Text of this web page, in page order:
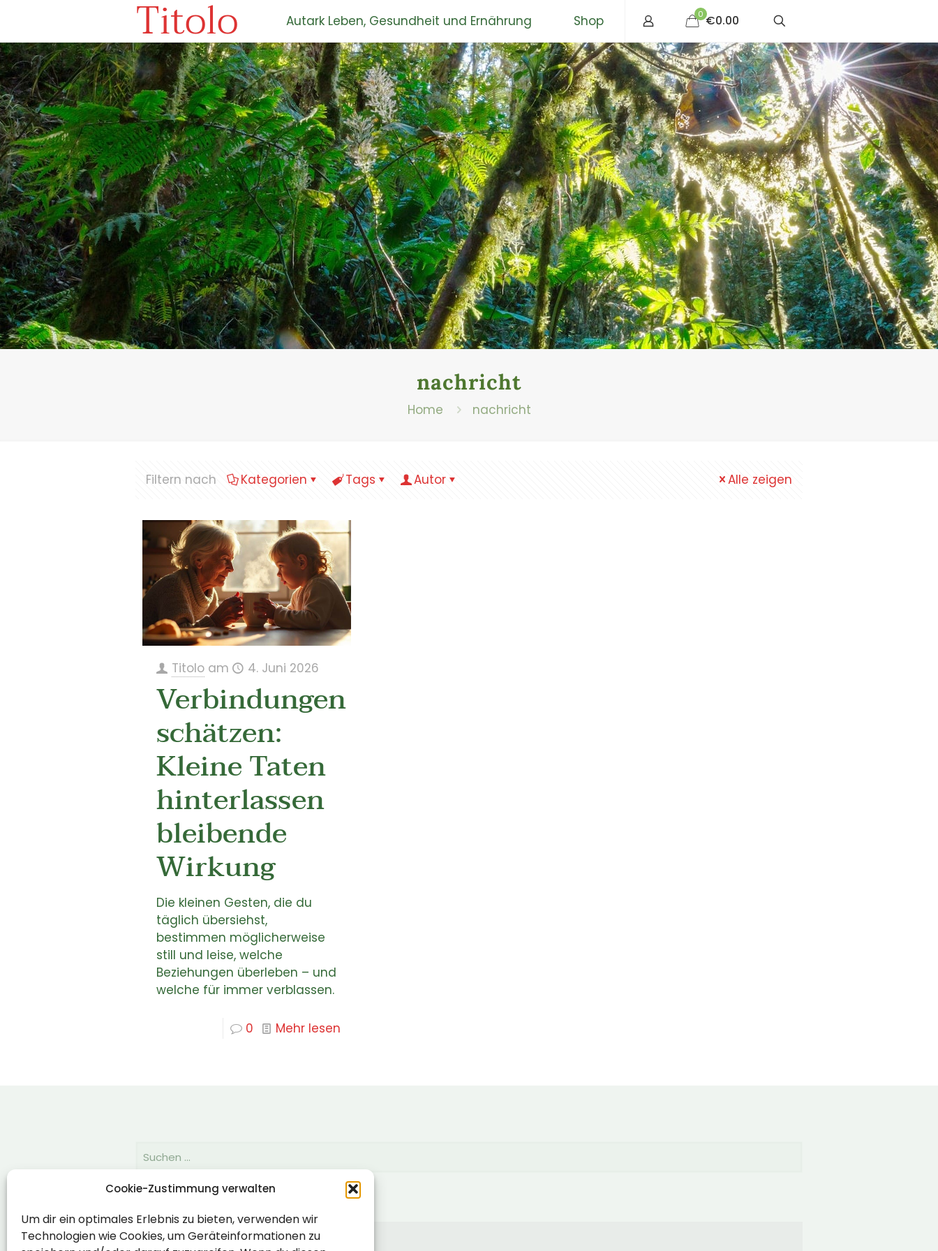
Cookie-Zustimmung verwalten
Um dir ein optimales Erlebnis zu bieten, verwenden wir
Technologien wie Cookies, um Geräteinformationen zu
Titolo Autark Leben, Gesundheit und Ernährung Shop 0 €0.00
nachricht
Home nachricht
Filtern nach Kategorien Tags Autor Alle zeigen
Titolo am 4. Juni 2026
Verbindungen
schätzen:
Kleine Taten
hinterlassen
bleibende
Wirkung
Die kleinen Gesten, die du
täglich übersiehst,
bestimmen möglicherweise
still und leise, welche
Beziehungen überleben – und
welche für immer verblassen.
0 Mehr lesen
Impressum